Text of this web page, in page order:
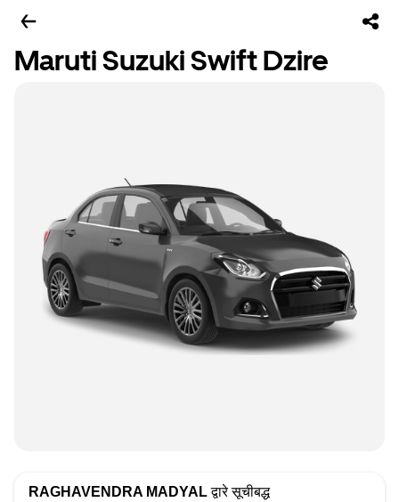
Maruti Suzuki Swift Dzire
RAGHAVENDRA MADYALद्वारे सूचीबद्ध